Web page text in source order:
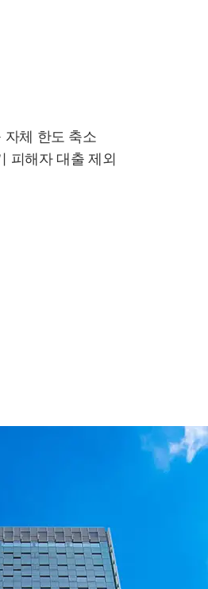
자체 한도 축소
피해자 대출 제외